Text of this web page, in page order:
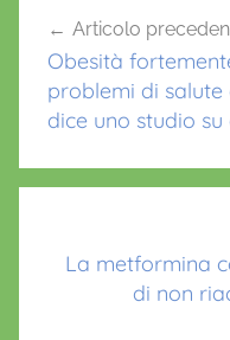
o
k
articoli
Articolo
Obesità
problemi di
dice uno studio
La metformina
di non